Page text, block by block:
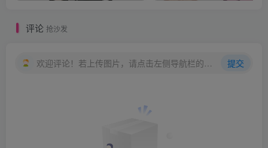
评论 抢沙发
欢迎评论！若上传图片，请点击左侧导航栏的图床工具，获取图片链接。 提交